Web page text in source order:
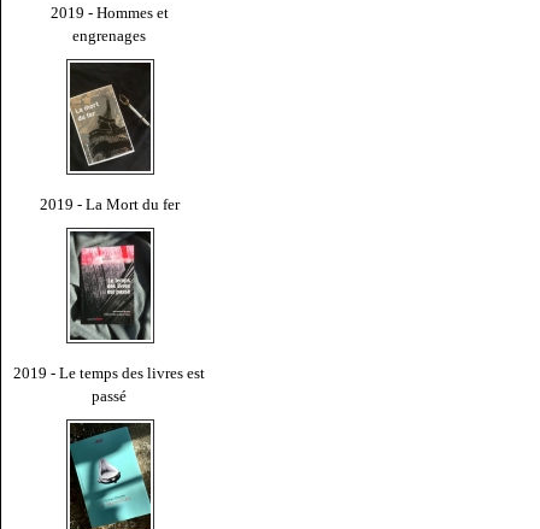
2019 - Hommes et
engrenages
2019 - La Mort du fer
2019 - Le temps des livres est
passé